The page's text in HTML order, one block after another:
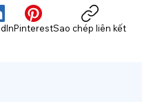
PinterestSao chép liên kết